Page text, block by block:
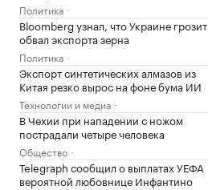
Политика
Bloomberg узнал, что Украине грозит
обвал экспорта зерна
Политика
Экспорт синтетических алмазов из
Китая резко вырос на фоне бума ИИ
Технологии и медиа
В Чехии при нападении с ножом
пострадали четыре человека
Общество
Telegraph сообщил о выплатах УЕФА
вероятной любовнице Инфантино